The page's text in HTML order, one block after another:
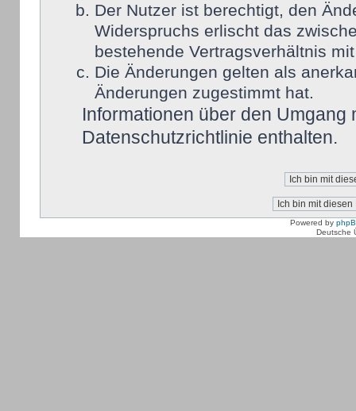
Der Nutzer ist berechtigt, den
Widerspruchs erlischt das
bestehende Vertragsverhältnis
Die Änderungen gelten als
Änderungen zugestimmt hat.
Informationen über den
Datenschutzrichtlinie enthalten.
Powered by
Deutsche